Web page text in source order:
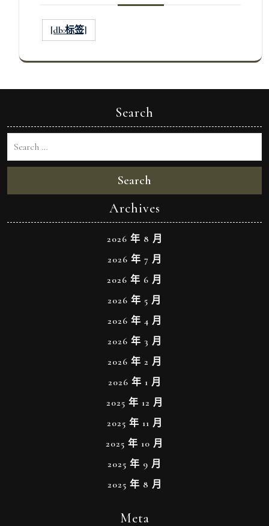
[db:标签]
Search
Search
Archives
2026 年 8 月
2026 年 7 月
2026 年 6 月
2026 年 5 月
2026 年 4 月
2026 年 3 月
2026 年 2 月
2026 年 1 月
2025 年 12 月
2025 年 11 月
2025 年 10 月
2025 年 9 月
2025 年 8 月
Meta